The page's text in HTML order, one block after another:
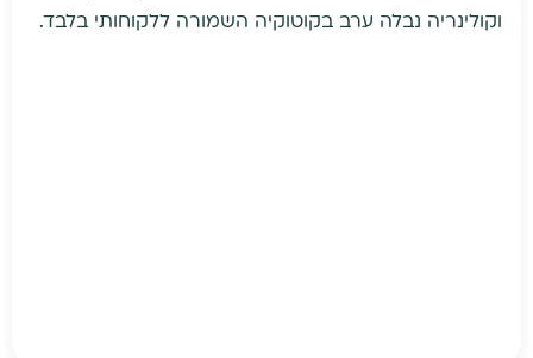
וקולינריה נבלה ערב בקוטוקיה השמורה ללקוחותי בלבד.